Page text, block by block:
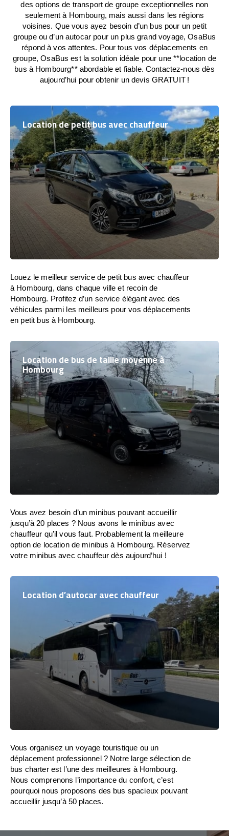
des options de transport de groupe exceptionnelles non
seulement à Hombourg, mais aussi dans les régions
voisines. Que vous ayez besoin d’un bus pour un petit
groupe ou d’un autocar pour un plus grand voyage, OsaBus
répond à vos attentes. Pour tous vos déplacements en
groupe, OsaBus est la solution idéale pour une **location de
bus à Hombourg** abordable et fiable. Contactez-nous dès
aujourd’hui pour obtenir un devis GRATUIT !
Location de petit bus avec chauffeur
Louez le meilleur service de petit bus avec chauffeur
à Hombourg, dans chaque ville et recoin de
Hombourg. Profitez d’un service élégant avec des
véhicules parmi les meilleurs pour vos déplacements
en petit bus à Hombourg.
Location de bus de taille moyenne à
Hombourg
Vous avez besoin d’un minibus pouvant accueillir
jusqu’à 20 places ? Nous avons le minibus avec
chauffeur qu’il vous faut. Probablement la meilleure
option de location de minibus à Hombourg. Réservez
votre minibus avec chauffeur dès aujourd’hui !
Location d’autocar avec chauffeur
Vous organisez un voyage touristique ou un
déplacement professionnel ? Notre large sélection de
bus charter est l’une des meilleures à Hombourg.
Nous comprenons l’importance du confort, c’est
pourquoi nous proposons des bus spacieux pouvant
accueillir jusqu’à 50 places.